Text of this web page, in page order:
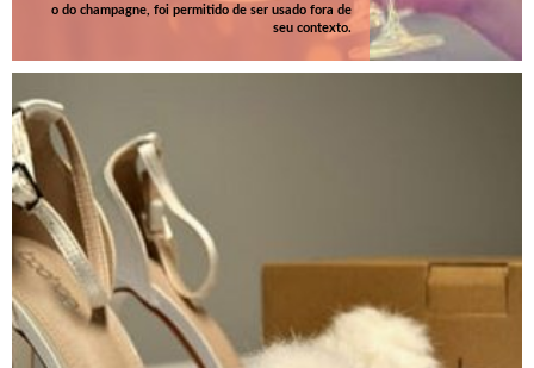
o do champagne, foi permitido de ser usado fora de
seu contexto.